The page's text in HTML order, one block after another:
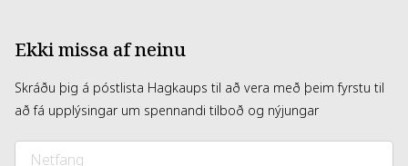
Ekki missa af neinu
Skráðu þig á póstlista Hagkaups til að vera með þeim fyrstu til
að fá upplýsingar um spennandi tilboð og nýjungar